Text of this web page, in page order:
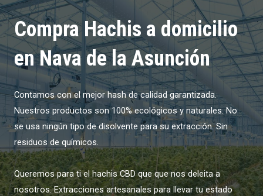
Compra Hachis a domicilio
en Nava de la Asunción
Contamos con el mejor hash de calidad garantizada.
Nuestros productos son 100% ecológicos y naturales. No
se usa ningún tipo de disolvente para su extracción. Sin
residuos de químicos.
Queremos para ti el hachis CBD que que nos deleita a
nosotros. Extracciones artesanales para llevar tu estado